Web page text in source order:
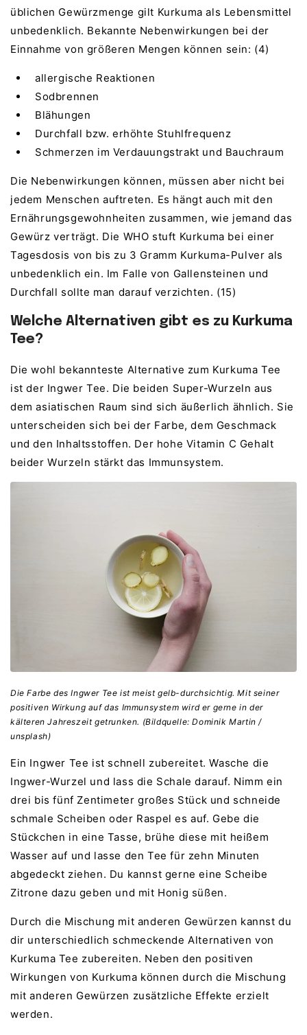
üblichen Gewürzmenge gilt Kurkuma als Lebensmittel
unbedenklich. Bekannte Nebenwirkungen bei der
Einnahme von größeren Mengen können sein: (4)
allergische Reaktionen
Sodbrennen
Blähungen
Durchfall bzw. erhöhte Stuhlfrequenz
Schmerzen im Verdauungstrakt und Bauchraum
Die Nebenwirkungen können, müssen aber nicht bei
jedem Menschen auftreten. Es hängt auch mit den
Ernährungsgewohnheiten zusammen, wie jemand das
Gewürz verträgt. Die WHO stuft Kurkuma bei einer
Tagesdosis von bis zu 3 Gramm Kurkuma-Pulver als
unbedenklich ein. Im Falle von Gallensteinen und
Durchfall sollte man darauf verzichten. (15)
Welche Alternativen gibt es zu Kurkuma
Tee?
Die wohl bekannteste Alternative zum Kurkuma Tee
ist der Ingwer Tee. Die beiden Super-Wurzeln aus
dem asiatischen Raum sind sich äußerlich ähnlich. Sie
unterscheiden sich bei der Farbe, dem Geschmack
und den Inhaltsstoffen. Der hohe Vitamin C Gehalt
beider Wurzeln stärkt das Immunsystem.
Die Farbe des Ingwer Tee ist meist gelb-durchsichtig. Mit seiner
positiven Wirkung auf das Immunsystem wird er gerne in der
kälteren Jahreszeit getrunken. (Bildquelle: Dominik Martin /
unsplash)
Ein Ingwer Tee ist schnell zubereitet. Wasche die
Ingwer-Wurzel und lass die Schale darauf. Nimm ein
drei bis fünf Zentimeter großes Stück und schneide
schmale Scheiben oder Raspel es auf. Gebe die
Stückchen in eine Tasse, brühe diese mit heißem
Wasser auf und lasse den Tee für zehn Minuten
abgedeckt ziehen. Du kannst gerne eine Scheibe
Zitrone dazu geben und mit Honig süßen.
Durch die Mischung mit anderen Gewürzen kannst du
dir unterschiedlich schmeckende Alternativen von
Kurkuma Tee zubereiten. Neben den positiven
Wirkungen von Kurkuma können durch die Mischung
mit anderen Gewürzen zusätzliche Effekte erzielt
werden.